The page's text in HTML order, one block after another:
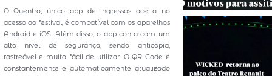
O Quentro, único app de ingressos aceito no
acesso ao festival, é compatível com os aparelhos
Android e iOS. Além disso, o app conta com um
alto nível de segurança, sendo anticópia,
rastreável e muito fácil de utilizar. O QR Code é
constantemente e automaticamente atualizado